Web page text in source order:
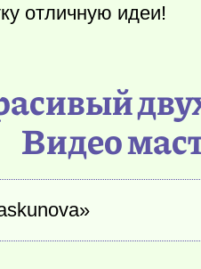
отличную идеи!
Видео